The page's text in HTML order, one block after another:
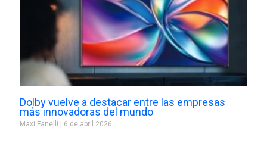
Dolby vuelve a destacar entre las empresas
más innovadoras del mundo
Maxi Fanelli 6 de abril 2026